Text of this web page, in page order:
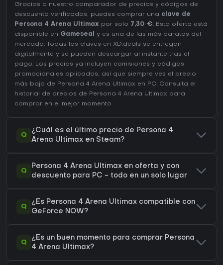
Gracias a nuestro comparador de precios y códigos de
descuento verificados, puedes comprar una clave de
Persona 4 Arena Ultimax por solo 7,30 €. Esta oferta está
disponible en Gameseal
y es una de las más baratas del
mercado. Todas las claves en XD.deals se entregan
digitalmente y se pueden descargar al instante tras el
pago. Los precios ya incluyen comisiones y códigos
promocionales aplicados, así que siempre ves el precio
más bajo de Persona 4 Arena Ultimax en PC. Consulta el
historial de precios de Persona 4 Arena Ultimax para
comprar en el mejor momento.
Q
¿Cuál es el último precio de Persona 4
Arena Ultimax en Steam?
Q
Persona 4 Arena Ultimax en oferta y con
descuento para PC - todo en un solo lugar
Q
¿Es Persona 4 Arena Ultimax compatible con
GeForce NOW?
Q
¿Es un buen momento para comprar Persona
4 Arena Ultimax?